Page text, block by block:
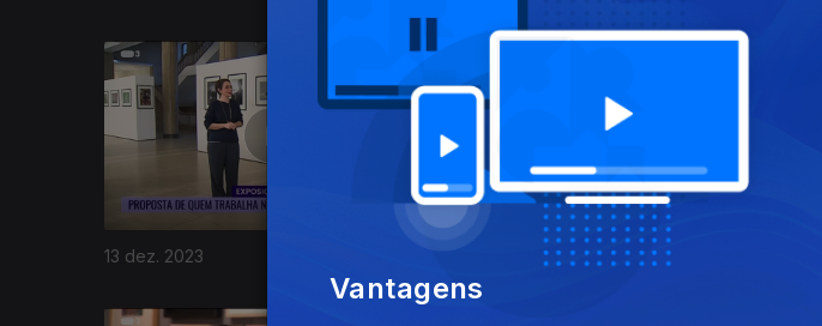
13 dez. 2023 12 dez. 2023
Vantagens